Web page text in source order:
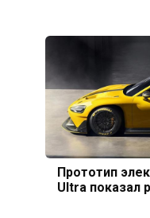
Прототип
Ultra показал